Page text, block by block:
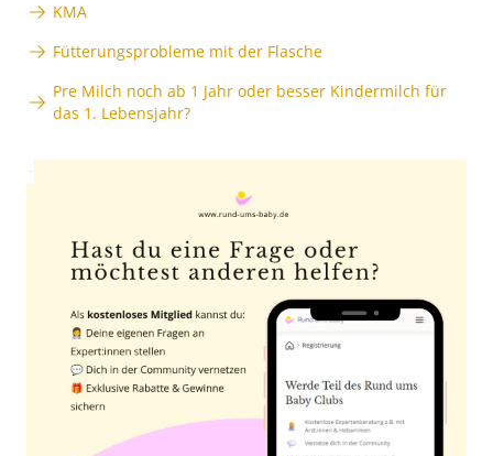
KMA
Fütterungsprobleme mit der Flasche
Pre Milch noch ab 1 Jahr oder besser Kindermilch für
das 1. Lebensjahr?